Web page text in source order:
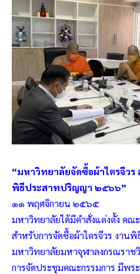
“มหาวิทยาลัยจัดซื้อผ้าไตรจีว
พิธีประสาทปริญญา ๒๕๖๖”
๑๑ พฤศจิกายน ๒๕๖๕
มหาวิทยาลัยได้มีคำสั่งแต่งตั้ง คณ
สำหรับการจัดซื้อผ้าไตรจีวร งาน
มหาวิทยาลัยมหาจุฬาลงกรณรา
การจัดประชุมคณะกรรมการ มีพ